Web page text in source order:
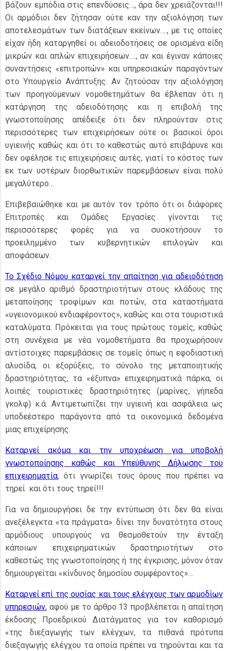
βάζουν εμπόδια στις επενδύσεις…, άρα δεν χρειάζονται!!!
Οι αρμόδιοι δεν ζήτησαν ούτε καν την αξιολόγηση των
αποτελεσμάτων των διατάξεων εκείνων…., με τις οποίες
είχαν ήδη καταργηθεί οι αδειοδοτήσεις σε ορισμένα είδη
μικρών και απλών επιχειρήσεων…., αν και έγιναν κάποιες
συναντήσεις «επιτροπών» και υπηρεσιακών παραγόντων
στο Υπουργείο Ανάπτυξης. Αν ζητούσαν την αξιολόγηση
των προηγούμενων νομοθετημάτων θα έβλεπαν ότι η
κατάργηση της αδειοδότησης και η επιβολή της
γνωστοποίησης απέδειξε ότι δεν πληρούνταν στις
περισσότερες των επιχειρήσεων ούτε οι βασικοί όροι
υγιεινής καθώς και ότι το καθεστώς αυτό επιβάρυνε και
δεν οφέλησε τις επιχειρήσεις αυτές, γιατί το κόστος των
εκ των υστέρων διορθωτικών παρεμβάσεων είναι πολύ
μεγαλύτερο…
Επιβεβαιώθηκε και με αυτόν τον τρόπο ότι οι διάφορες
Επιτροπές και Ομάδες Εργασίες γίνονται τις
περισσότερες φορές για να συσκοτήσουν το
προειλημμένο των κυβερνητικών επιλογών και
αποφάσεων.
Το Σχέδιο Νόμου καταργεί την απαίτηση για αδειοδότηση
σε μεγάλο αριθμό δραστηριοτήτων στους κλάδους της
μεταποίησης τροφίμων και ποτών, στα καταστήματα
«υγειονομικού ενδιαφέροντος», καθώς και στα τουριστικά
καταλύματα. Πρόκειται για τους πρώτους τομείς, καθώς
στη συνέχεια με νέα νομοθετήματα θα προχωρήσουν
αντίστοιχες παρεμβάσεις σε τομείς όπως η εφοδιαστική
αλυσίδα, οι εξορύξεις, το σύνολο της μεταποιητικής
δραστηριότητας, τα «έξυπνα» επιχειρηματικά πάρκα, οι
λοιπές τουριστικές δραστηριότητες (μαρίνες, γήπεδα
γκολφ) κ.ά. Αντιμετωπίζει την υγιεινή και ασφάλεια ως
υποδεέστερο παράγοντα από τα οικονομικά δεδομένα
μιας επιχείρησης.
Καταργεί ακόμα και την υποχρέωση για υποβολή
γνωστοποίησης καθώς και Υπεύθυνης Δήλωσης του
επιχειρηματία, ότι γνωρίζει τους όρους που πρέπει να
τηρεί και ότι τους τηρεί!!!
Για να δημιουργήσει δε την εντύπωση ότι δεν θα είναι
ανεξέλεγκτα «τα πράγματα» δίνει την δυνατότητα στους
αρμόδιους υπουργούς να θεσμοθετούν την ένταξη
κάποιων επιχειρηματικών δραστηριοτήτων στο
καθεστώς της γνωστοποίησης ή της έγκρισης, μόνον όταν
δημιουργείται «κίνδυνος δημοσίου συμφέροντος»…
Καταργεί επί της ουσίας και τους ελέγχους των αρμοδίων
υπηρεσιών, αφού με το άρθρο 13 προβλέπεται η απαίτηση
έκδοσης Προεδρικού Διατάγματος για τον καθορισμό
«της διεξαγωγής των ελέγχων, τα πιθανά πρότυπα
διεξαγωγής ελέγχου τα οποία πρέπει να τηρούνται και τα